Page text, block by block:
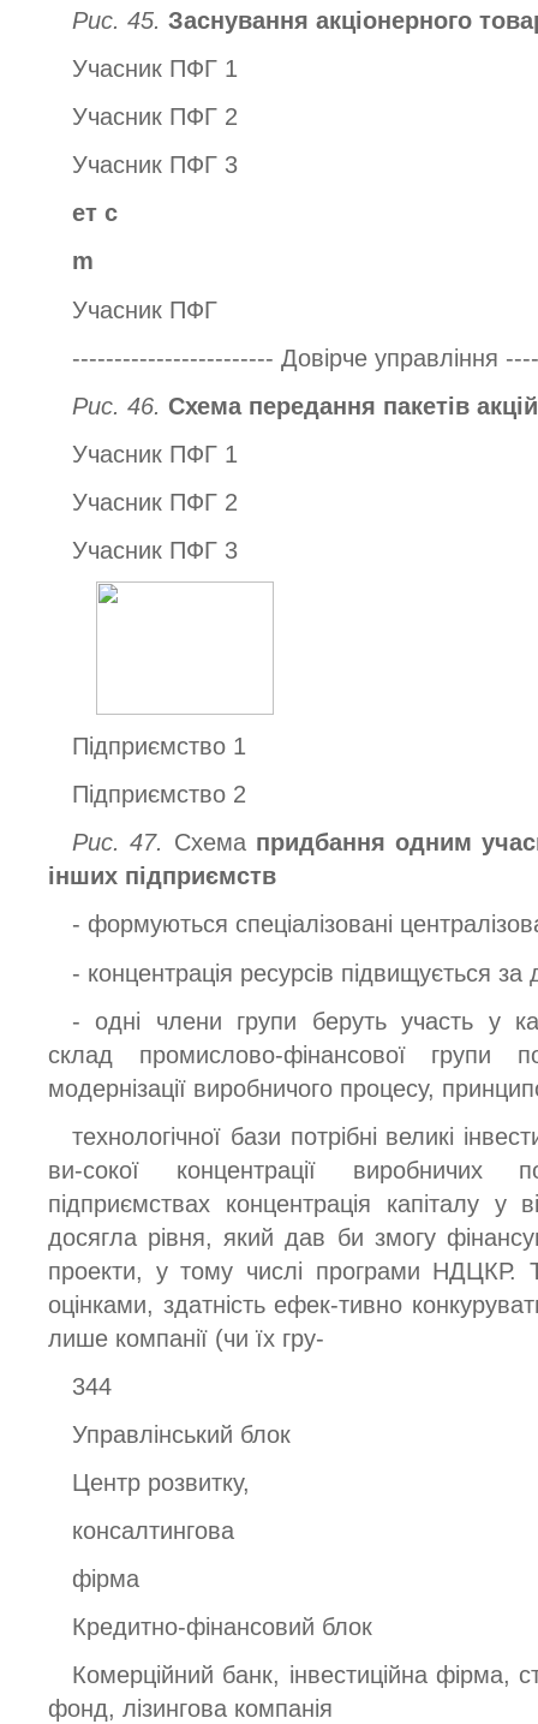
Рис. 45. Заснування акціонерного
Учасник ПФГ 1
Учасник ПФГ 2
Учасник ПФГ 3
ет с
m
Учасник ПФГ
------------------------ Довірче управління
Рис. 46. Схема передання пакетів
Учасник ПФГ 1
Учасник ПФГ 2
Учасник ПФГ 3
Підприємство 1
Підприємство 2
Рис. 47. Схема придбання одним
інших підприємств
- формуються спеціалізовані
- концентрація ресурсів підвищується
- одні члени групи беруть участь у
склад промислово-фінансової
модернізації виробничого процесу,
технологічної бази потрібні великі
ви-сокої концентрації виробничих
підприємствах концентрація капіталу у
досягла рівня, який дав би змогу
проекти, у тому числі програми НДЦКР.
оцінками, здатність ефек-тивно
лише компанії (чи їх гру-
344
Управлінський блок
Центр розвитку,
консалтингова
фірма
Кредитно-фінансовий блок
Комерційний банк, інвестиційна фірма,
фонд, лізингова компанія